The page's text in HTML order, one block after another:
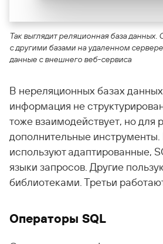
Так выглядит реляционная база данных.
с другими базами на удаленном
данные с внешнего веб-сервиса
В нереляционных базах
информация не
тоже взаимодействует, но для
дополнительные
используют адаптированные,
языки запросов. Другие
библиотеками. Третьи
Операторы SQL